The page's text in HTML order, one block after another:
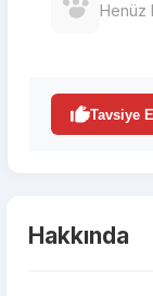
Henüz
Tavsiye
Hakkında